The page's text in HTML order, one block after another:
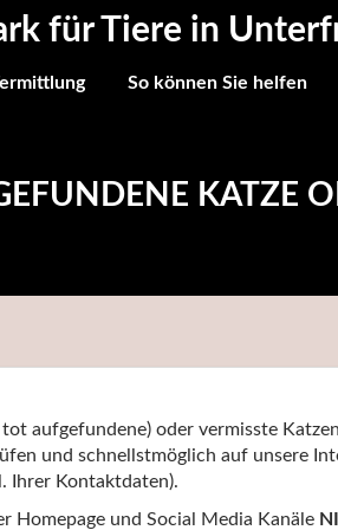
für Tiere in
So können Sie helfen
KATZE
aufgefundene) oder vermisste
und schnellstmöglich auf unsere
Ihrer Kontaktdaten).
Homepage und Social Media Kanäle